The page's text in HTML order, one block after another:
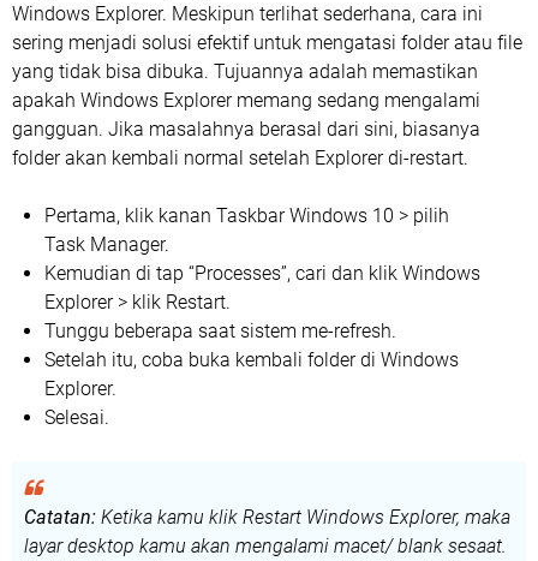
Windows Explorer. Meskipun terlihat sederhana, cara ini
sering menjadi solusi efektif untuk mengatasi folder atau file
yang tidak bisa dibuka. Tujuannya adalah memastikan
apakah Windows Explorer memang sedang mengalami
gangguan. Jika masalahnya berasal dari sini, biasanya
folder akan kembali normal setelah Explorer di-restart.
Pertama, klik kanan Taskbar Windows 10 > pilih
Task Manager.
Kemudian di tap “Processes”, cari dan klik Windows
Explorer > klik Restart.
Tunggu beberapa saat sistem me-refresh.
Setelah itu, coba buka kembali folder di Windows
Explorer.
Selesai.
Catatan: Ketika kamu klik Restart Windows Explorer, maka
layar desktop kamu akan mengalami macet/ blank sesaat.